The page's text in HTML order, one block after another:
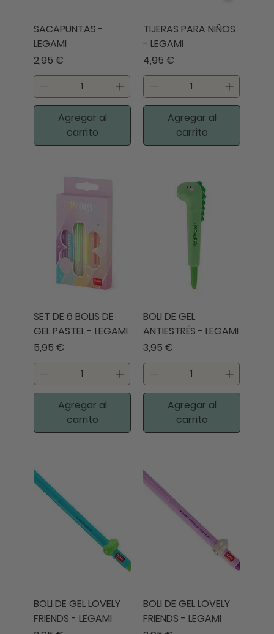
SACAPUNTAS -
LEGAMI
Precio
2,95 €
Agregar al
carrito
TIJERAS PARA NIÑOS
- LEGAMI
Precio
4,95 €
Agregar al
carrito
SET DE 6 BOLIS DE
GEL PASTEL - LEGAMI
Precio
5,95 €
Agregar al
carrito
BOLI DE GEL
ANTIESTRÉS - LEGAMI
Precio
3,95 €
Agregar al
carrito
BOLI DE GEL LOVELY
FRIENDS - LEGAMI
BOLI DE GEL LOVELY
FRIENDS - LEGAMI